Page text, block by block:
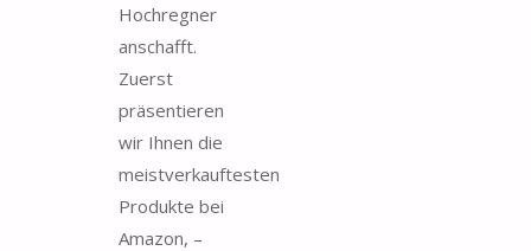
Hochregner
anschafft.
Zuerst
präsentieren
wir Ihnen die
meistverkauftesten
Produkte bei
Amazon, –